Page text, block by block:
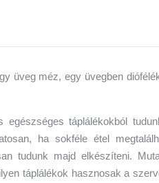
táplálékokból
ha sokféle étel
tudunk majd elkészíteni.
táplálékok hasznosak a